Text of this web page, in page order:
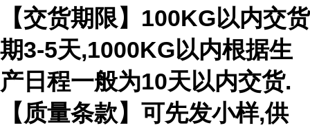
【交货期限】100KG以内交货
期3-5天,1000KG以内根据生
产日程一般为10天以内交货.
【质量条款】可先发小样,供